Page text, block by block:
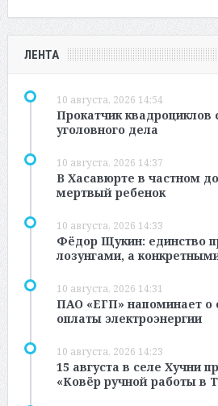
ЛЕНТА
10 августа, 2026 14:54
Прокатчик квадроциклов
уголовного дела
10 августа, 2026 14:37
В Хасавюрте в частном
мертвый ребенок
10 августа, 2026 14:33
Фёдор Щукин: единство
лозунгами, а
10 августа, 2026 14:31
ПАО «ЕГП» напоминает о
оплаты электроэнергии
10 августа, 2026 14:23
15 августа в селе Хучни
«Ковёр ручной работы в